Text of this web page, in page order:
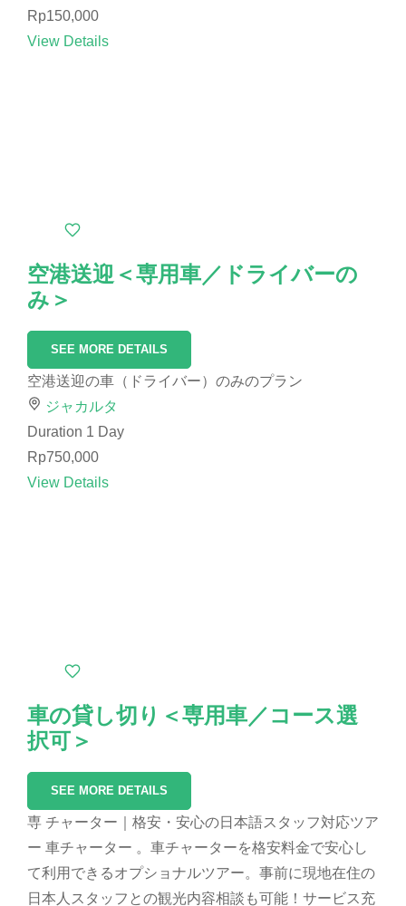
Rp150,000
View Details
空港送迎＜専用車／ドライバーの
み＞
SEE MORE DETAILS
空港送迎の車（ドライバー）のみのプラン
ジャカルタ
Duration 1 Day
Rp750,000
View Details
車の貸し切り＜専用車／コース選
択可＞
SEE MORE DETAILS
専 チャーター｜格安・安心の日本語スタッフ対応ツア
ー 車チャーター 。車チャーターを格安料金で安心し
て利用できるオプショナルツアー。事前に現地在住の
日本人スタッフとの観光内容相談も可能！サービス充